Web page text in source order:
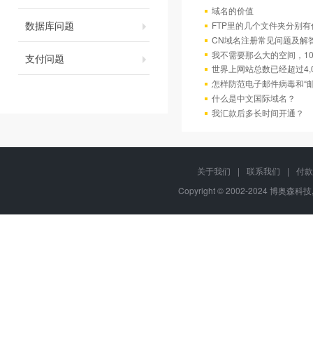
数据库问题
支付问题
域名的价值
FTP里的几个文件夹分别
CN域名注册常见问题及解
我不需要那么大的空间，
世界上网站总数已经超过
怎样防范电子邮件病毒和“
什么是中文国际域名？
我汇款后多长时间开通？
关于我们 | 联系我们 |
付
Copyright © 2002-2024 博奥森科